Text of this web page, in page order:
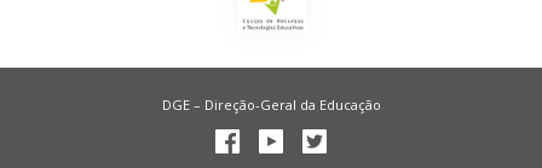
DGE – Direção-Geral da Educação